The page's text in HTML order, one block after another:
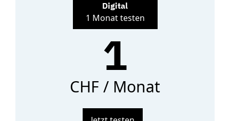
Digital
1 Monat testen
1
CHF / Monat